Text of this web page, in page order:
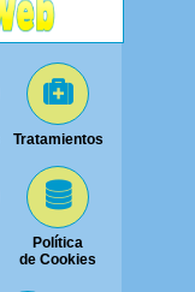
Tratamientos
Política
de Cookies